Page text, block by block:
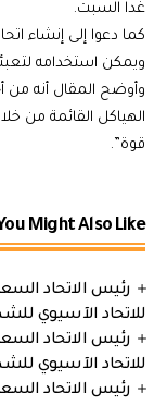
غدا السبت.
كما دعوا إلى إنشاء
ويمكن استخدامه
وأوضح المقال أنه من
الهياكل القائمة من
قوة”.
Might Also Like
رئيس الاتحاد
للاتحاد الآسيوي
رئيس الاتحاد
للاتحاد الآسيوي
رئيس الاتحاد